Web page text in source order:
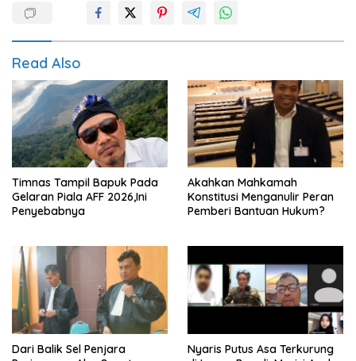
Read Also
Timnas Tampil Bapuk Pada
Gelaran Piala AFF 2026,Ini
Penyebabnya
Akahkan Mahkamah
Konstitusi Menganulir Peran
Pemberi Bantuan Hukum?
Dari Balik Sel Penjara
Nyaris Putus Asa Terkurung